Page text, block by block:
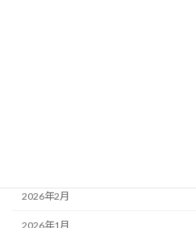
2026年2月
2026年1月